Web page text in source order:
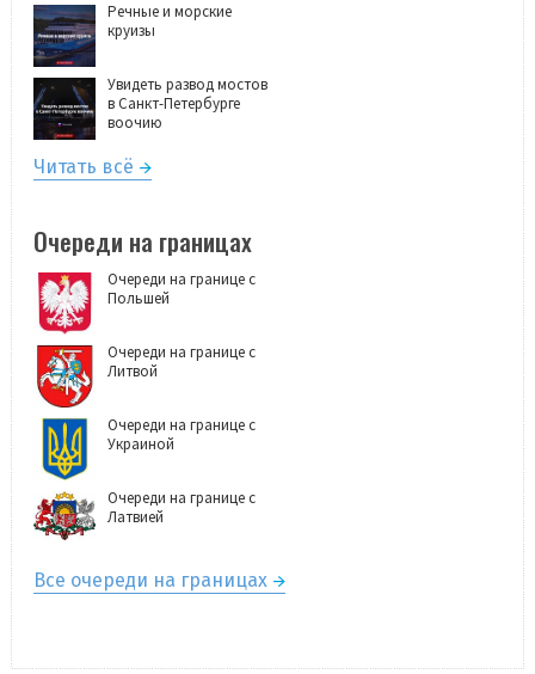
Речные и морские
круизы
Увидеть развод мостов
в Санкт-Петербурге
воочию
Читать всё
Очереди на границах
Очереди на границе с
Польшей
Очереди на границе с
Литвой
Очереди на границе с
Украиной
Очереди на границе с
Латвией
Все очереди на границах